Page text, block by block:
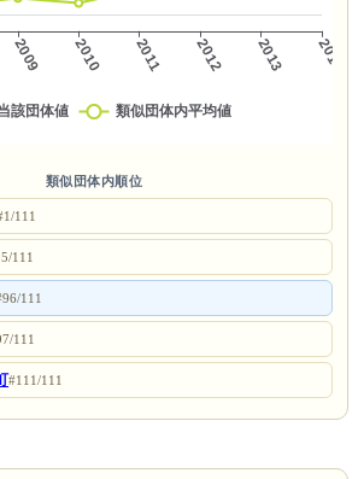
類似団体内順位
111
111
111
111
#111/111